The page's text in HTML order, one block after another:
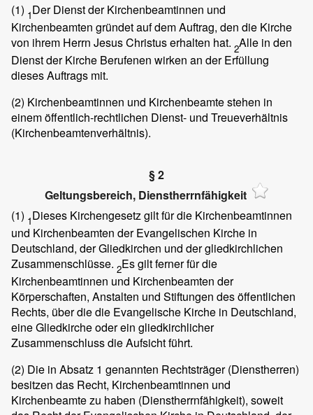
(1) 1Der Dienst der Kirchenbeamtinnen und
Kirchenbeamten gründet auf dem Auftrag, den die Kirche
von ihrem Herrn Jesus Christus erhalten hat. 2Alle in den
Dienst der Kirche Berufenen wirken an der Erfüllung
dieses Auftrags mit.
(2) Kirchenbeamtinnen und Kirchenbeamte stehen in
einem öffentlich-rechtlichen Dienst- und Treueverhältnis
(Kirchenbeamtenverhältnis).
§ 2
Geltungsbereich, Dienstherrnfähigkeit
(1) 1Dieses Kirchengesetz gilt für die Kirchenbeamtinnen
und Kirchenbeamten der Evangelischen Kirche in
Deutschland, der Gliedkirchen und der gliedkirchlichen
Zusammenschlüsse. 2Es gilt ferner für die
Kirchenbeamtinnen und Kirchenbeamten der
Körperschaften, Anstalten und Stiftungen des öffentlichen
Rechts, über die die Evangelische Kirche in Deutschland,
eine Gliedkirche oder ein gliedkirchlicher
Zusammenschluss die Aufsicht führt.
(2) Die in Absatz 1 genannten Rechtsträger (Dienstherren)
besitzen das Recht, Kirchenbeamtinnen und
Kirchenbeamte zu haben (Dienstherrnfähigkeit), soweit